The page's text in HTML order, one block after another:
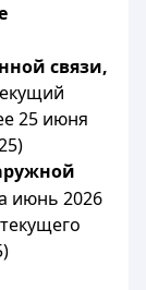
связи,
25 июня
июнь 2026